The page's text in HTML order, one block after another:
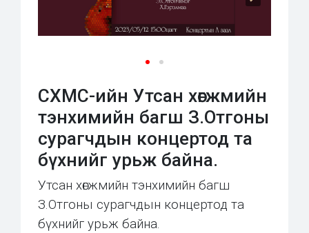
СХМС-ийн Утсан хөгжмийн
тэнхимийн багш З.Отгоны
сурагчдын концертод та
бүхнийг урьж байна.
Утсан хөгжмийн тэнхимийн багш
З.Отгоны сурагчдын концертод та
бүхнийг урьж байна.